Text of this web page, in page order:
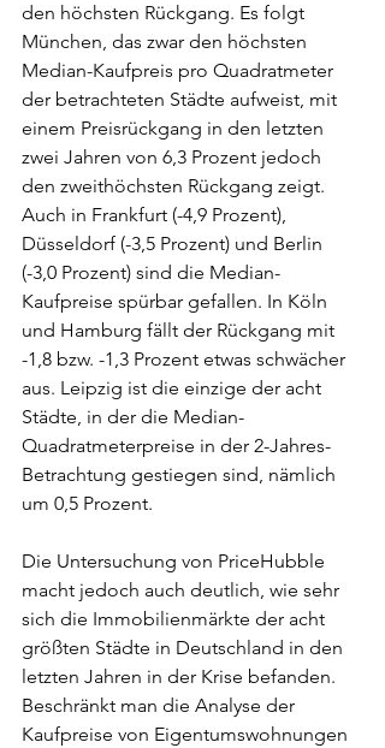
den höchsten Rückgang. Es folgt
München, das zwar den höchsten
Median-Kaufpreis pro Quadratmeter
der betrachteten Städte aufweist, mit
einem Preisrückgang in den letzten
zwei Jahren von 6,3 Prozent jedoch
den zweithöchsten Rückgang zeigt.
Auch in Frankfurt (-4,9 Prozent),
Düsseldorf (-3,5 Prozent) und Berlin
(-3,0 Prozent) sind die Median-
Kaufpreise spürbar gefallen. In Köln
und Hamburg fällt der Rückgang mit
-1,8 bzw. -1,3 Prozent etwas schwächer
aus. Leipzig ist die einzige der acht
Städte, in der die Median-
Quadratmeterpreise in der 2-Jahres-
Betrachtung gestiegen sind, nämlich
um 0,5 Prozent.
Die Untersuchung von PriceHubble
macht jedoch auch deutlich, wie sehr
sich die Immobilienmärkte der acht
größten Städte in Deutschland in den
letzten Jahren in der Krise befanden.
Beschränkt man die Analyse der
Kaufpreise von Eigentumswohnungen